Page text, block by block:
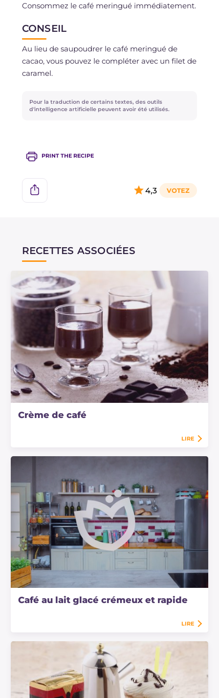
Consommez le café meringué immédiatement.
CONSEIL
Au lieu de saupoudrer le café meringué de
cacao, vous pouvez le compléter avec un filet de
caramel.
Pour la traduction de certains textes, des outils
d'intelligence artificielle peuvent avoir été utilisés.
PRINT THE RECIPE
4,3
RECETTES ASSOCIÉES
Crème de café
LIRE
Café au lait glacé crémeux et rapide
LIRE